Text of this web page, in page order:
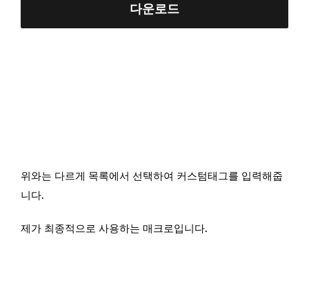
다운로드
위와는 다르게 목록에서 선택하여 커스텀태그를 입력해줍
니다.
제가 최종적으로 사용하는 매크로입니다.